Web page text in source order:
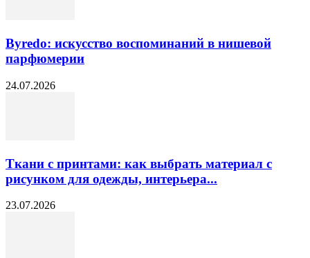
Byredo: искусство воспоминаний в нишевой
парфюмерии
24.07.2026
Ткани с принтами: как выбрать материал с
рисунком для одежды, интерьера...
23.07.2026